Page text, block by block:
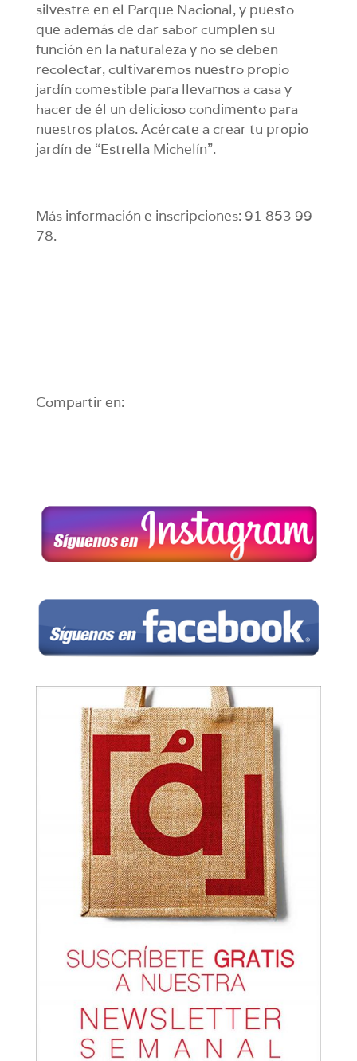
silvestre en el Parque Nacional, y puesto
que además de dar sabor cumplen su
función en la naturaleza y no se deben
recolectar, cultivaremos nuestro propio
jardín comestible para llevarnos a casa y
hacer de él un delicioso condimento para
nuestros platos. Acércate a crear tu propio
jardín de “Estrella Michelín”.
Más información e inscripciones: 91 853 99
78.
Compartir en: